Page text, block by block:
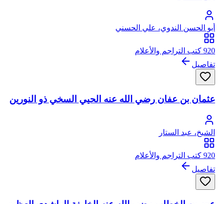
أبو الحسن الندوي، علي الحسني
920 كتب التراجم والأعلام
تفاصيل
عثمان بن عفان رضي الله عنه الحيي السخي ذو النورين
الشيخ، عبد الستار
920 كتب التراجم والأعلام
تفاصيل